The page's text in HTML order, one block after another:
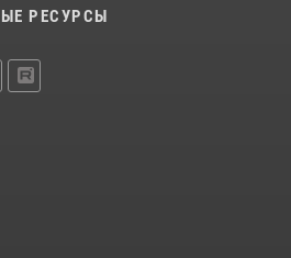
РЕСУРСЫ